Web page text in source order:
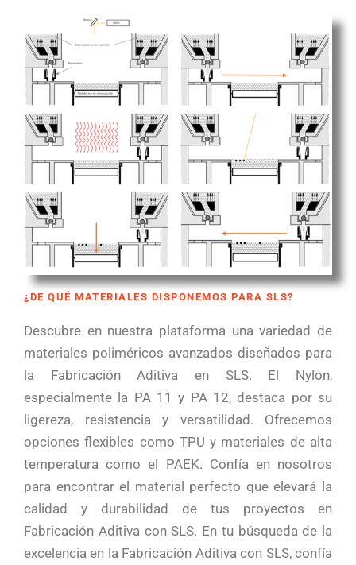
¿DE QUÉ MATERIALES DISPONEMOS PARA SLS?
Descubre en nuestra plataforma una variedad de
materiales poliméricos avanzados diseñados para
la Fabricación Aditiva en SLS. El Nylon,
especialmente la PA 11 y PA 12, destaca por su
ligereza, resistencia y versatilidad. Ofrecemos
opciones flexibles como TPU y materiales de alta
temperatura como el PAEK. Confía en nosotros
para encontrar el material perfecto que elevará la
calidad y durabilidad de tus proyectos en
Fabricación Aditiva con SLS. En tu búsqueda de la
excelencia en la Fabricación Aditiva con SLS, confía